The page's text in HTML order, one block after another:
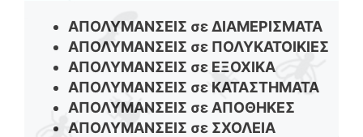
ΑΠΟΛΥΜΑΝΣΕΙΣ σε ΔΙΑΜΕΡΙΣΜΑΤΑ
ΑΠΟΛΥΜΑΝΣΕΙΣ σε ΠΟΛΥΚΑΤΟΙΚΙΕΣ
ΑΠΟΛΥΜΑΝΣΕΙΣ σε ΕΞΟΧΙΚΑ
ΑΠΟΛΥΜΑΝΣΕΙΣ σε ΚΑΤΑΣΤΗΜΑΤΑ
ΑΠΟΛΥΜΑΝΣΕΙΣ σε ΑΠΟΘΗΚΕΣ
ΑΠΟΛΥΜΑΝΣΕΙΣ σε ΣΧΟΛΕΙΑ